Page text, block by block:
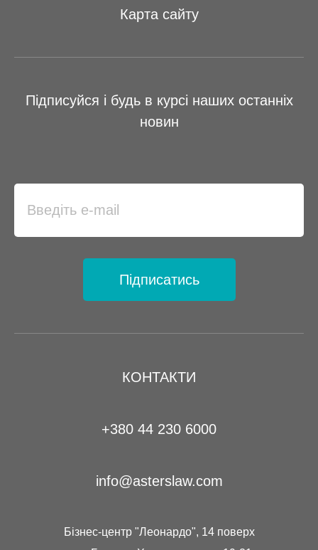
КОНТАКТИ
+380 44 230 6000
info@asterslaw.com
Бізнес-центр "Леонардо", 14 поверх
Карта сайту
Підписуйся і будь в курсі наших останніх
новин
Підписатись